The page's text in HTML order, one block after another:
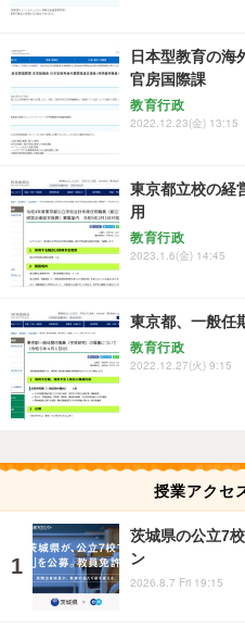
日本型教育の
官房国際課
教育行政
2022.12.23(金) 13:15
東京都立校の経
用
教育行政
2023.1.6(金) 14:45
東京都、一般任
教育行政
2022.12.27(火) 9:15
授業アクセ
茨城県の公立7
ン
2026.8.7 Fri 19:15